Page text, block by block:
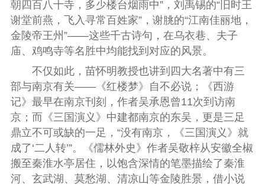
朝四百八十寺，多少楼台烟雨中”，刘禹锡的“旧时王
谢堂前燕，飞入寻常百姓家”，谢朓的“江南佳丽地，
金陵帝王州”——这些千古诗句，在乌衣巷、夫子
庙、鸡鸣寺等名胜中均能找到对应的风景。
不仅如此，苗怀明教授也讲到四大名著中有三
部与南京有关——《红楼梦》自不必说；《西游
记》最早在南京刊刻，作者吴承恩曾11次到访南
京；而《三国演义》中建都南京的东吴，更是三足
鼎立不可或缺的一足，“没有南京，《三国演义》就
成了‘二人转’”。《儒林外史》作者吴敬梓从安徽全椒
搬至秦淮水亭居住，以饱含深情的笔墨描绘了秦淮
河、玄武湖、莫愁湖、清凉山等金陵胜景，借小说